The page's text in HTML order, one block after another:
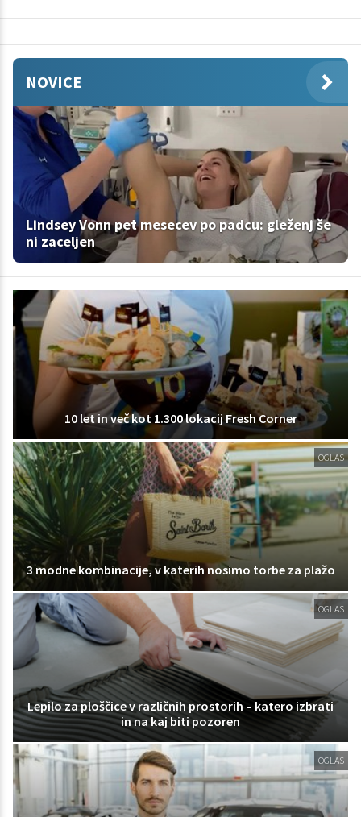
NOVICE
Lindsey Vonn pet mesecev po padcu: gleženj še
ni zaceljen
10 let in več kot 1.300 lokacij Fresh Corner
OGLAS
3 modne kombinacije, v katerih nosimo torbe za plažo
OGLAS
Lepilo za ploščice v različnih prostorih – katero izbrati
in na kaj biti pozoren
OGLAS